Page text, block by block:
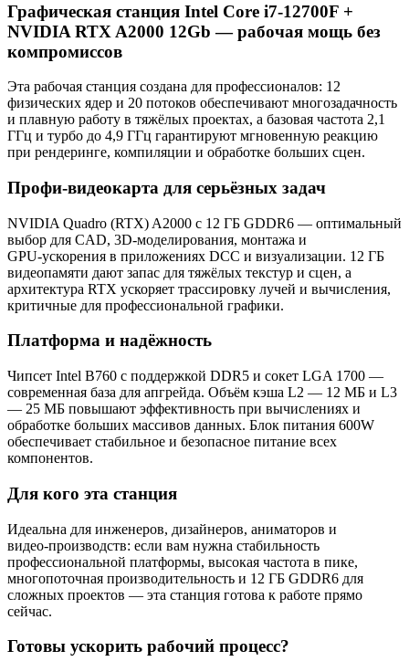
Графическая станция Intel Core i7-12700F +
NVIDIA RTX A2000 12Gb — рабочая мощь без
компромиссов
Эта рабочая станция создана для профессионалов: 12
физических ядер и 20 потоков обеспечивают многозадачность
и плавную работу в тяжёлых проектах, а базовая частота 2,1
ГГц и турбо до 4,9 ГГц гарантируют мгновенную реакцию
при рендеринге, компиляции и обработке больших сцен.
Профи‑видеокарта для серьёзных задач
NVIDIA Quadro (RTX) A2000 с 12 ГБ GDDR6 — оптимальный
выбор для CAD, 3D‑моделирования, монтажа и
GPU‑ускорения в приложениях DCC и визуализации. 12 ГБ
видеопамяти дают запас для тяжёлых текстур и сцен, а
архитектура RTX ускоряет трассировку лучей и вычисления,
критичные для профессиональной графики.
Платформа и надёжность
Чипсет Intel B760 с поддержкой DDR5 и сокет LGA 1700 —
современная база для апгрейда. Объём кэша L2 — 12 МБ и L3
— 25 МБ повышают эффективность при вычислениях и
обработке больших массивов данных. Блок питания 600W
обеспечивает стабильное и безопасное питание всех
компонентов.
Для кого эта станция
Идеальна для инженеров, дизайнеров, аниматоров и
видео‑производств: если вам нужна стабильность
профессиональной платформы, высокая частота в пике,
многопоточная производительность и 12 ГБ GDDR6 для
сложных проектов — эта станция готова к работе прямо
сейчас.
Готовы ускорить рабочий процесс?